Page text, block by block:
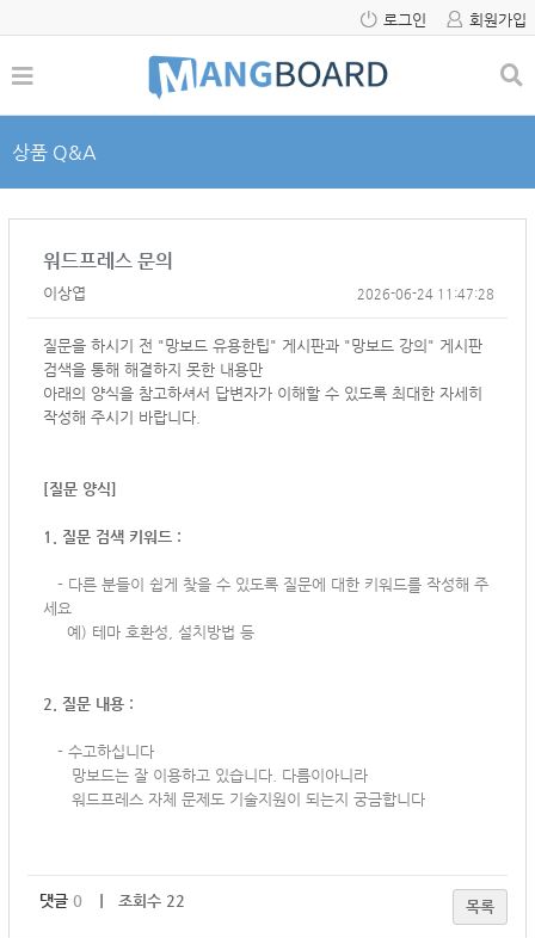
로그인 회원가입
상품 Q&A
워드프레스 문의
이상엽 2026-06-24 11:47:28
질문을 하시기 전 "망보드 유용한팁" 게시판과 "망보드 강의" 게시판
검색을 통해 해결하지 못한 내용만
아래의 양식을 참고하셔서 답변자가 이해할 수 있도록 최대한 자세히
작성해 주시기 바랍니다.
[질문 양식]
1. 질문 검색 키워드 :
- 다른 분들이 쉽게 찾을 수 있도록 질문에 대한 키워드를 작성해 주
세요
예) 테마 호환성, 설치방법 등
2. 질문 내용 :
- 수고하십니다
망보드는 잘 이용하고 있습니다. 다름이아니라
워드프레스 자체 문제도 기술지원이 되는지 궁금합니다
댓글 0 ｜ 조회수 22 목록